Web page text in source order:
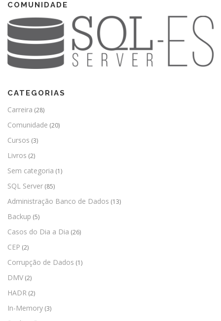
COMUNIDADE
CATEGORIAS
Carreira (28)
Comunidade (20)
Cursos (3)
Livros (2)
Sem categoria (1)
SQL Server (85)
Administração Banco de Dados (13)
Backup (5)
Casos do Dia a Dia (26)
CEP (2)
Corrupção de Dados (1)
DMV (2)
HADR (2)
In-Memory (3)